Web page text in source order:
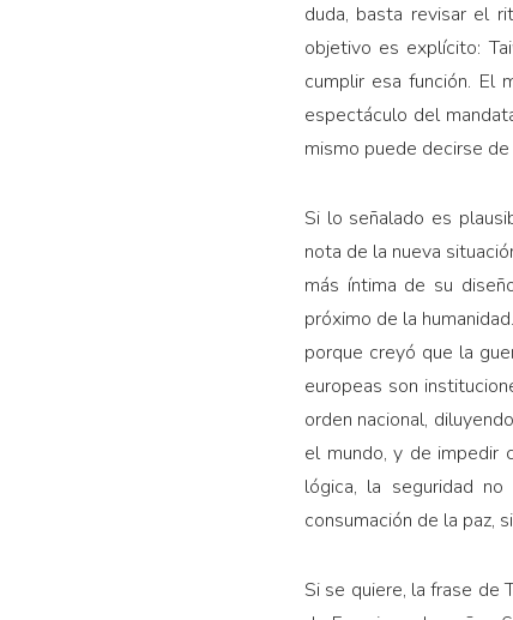
duda, basta revisar el
objetivo es explícito:
cumplir esa función. El
espectáculo del
mismo puede decirse
Si lo señalado es
nota de la nueva
más íntima de su
próximo de la
porque creyó que la
europeas son
orden nacional,
el mundo, y de impedir
lógica, la seguridad
consumación de la paz,
Si se quiere, la frase